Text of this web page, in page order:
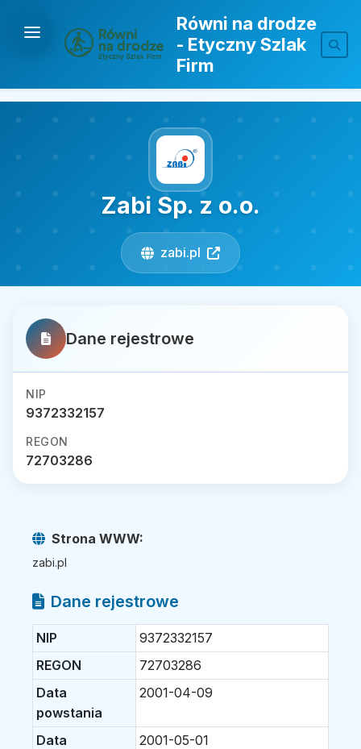
Równi na drodze
- Etyczny Szlak
Firm
Zabi Sp. z o.o.
zabi.pl
Dane rejestrowe
NIP
9372332157
REGON
72703286
Strona WWW:
zabi.pl
Dane rejestrowe
NIP
9372332157
REGON
72703286
Data
powstania
2001-04-09
Data
2001-05-01